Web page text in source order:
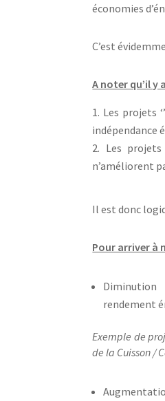
économies
C’est
A noter qu’il y
Les projets
indépendance
Les
n’améliorent
Il est donc
Pour arriver à
rendement
Exemple de
de la Cuisson /